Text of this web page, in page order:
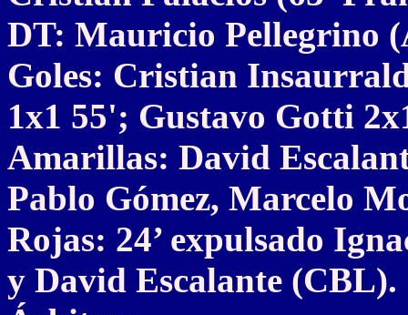
DT: Mauricio Pellegrino
Goles: Cristian
1x1 55'; Gustavo Gotti
Amarillas: David
Pablo Gómez, Marcelo
Rojas: 24’ expulsado
y David Escalante (CBL).